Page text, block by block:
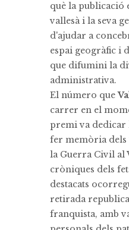
què la
vallesà i la seva
d'ajudar a
espai geogràfic i
que difumini la
administrativa.
El número que
carrer en el
premi va dedicar
fer memòria dels
la Guerra Civil al
cròniques dels
destacats
retirada
franquista, amb